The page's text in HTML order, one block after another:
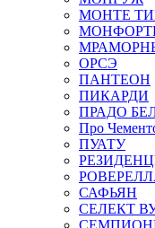
МОНТЕ
ОРСЭ
ПАНТЕОН
ПИКАРДИ
ПРАДО
Про
ПУАТУ
САФЬЯН
СЕЛЕКТ